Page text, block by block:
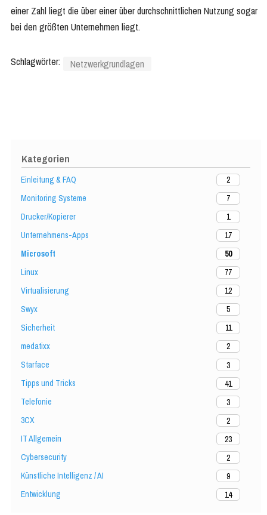
Kategorien
Einleitung & FAQ
2
Monitoring Systeme
7
Drucker/Kopierer
1
Unternehmens-Apps
17
Microsoft
50
Linux
77
Virtualisierung
12
Swyx
5
Sicherheit
11
medatixx
2
Starface
3
Tipps und Tricks
41
Telefonie
3
3CX
2
IT Allgemein
23
Cybersecurity
2
Künstliche Intelligenz / AI
9
Entwicklung
14
einer Zahl liegt die über einer über durchschnittlichen Nutzung sogar
bei den größten Unternehmen liegt.
Schlagwörter: Netzwerkgrundlagen